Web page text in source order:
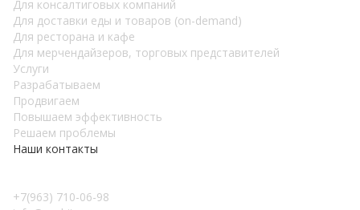
Для консалтиговых компаний
Для доставки еды и товаров (on-demand)
Для ресторана и кафе
Для мерчендайзеров, торговых представителей
Услуги
Разрабатываем
Продвигаем
Повышаем эффективность
Решаем проблемы
Наши контакты
+7(963) 710-06-98